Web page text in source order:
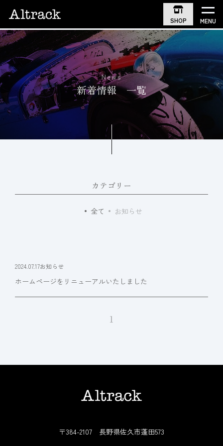
SHOP MENU
News
新着情報 一覧
カテゴリー
全て お知らせ
2024.07.17お知らせ
ホームページをリニューアルいたしました
1
〒384-2107 長野県佐久市蓬田573